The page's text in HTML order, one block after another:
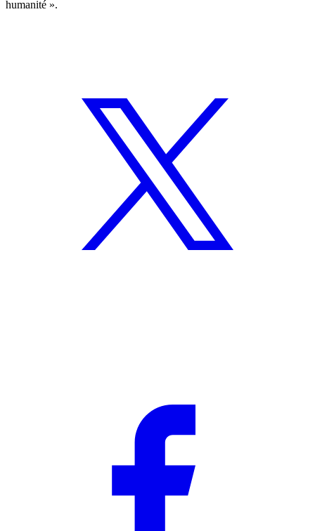
humanité ».